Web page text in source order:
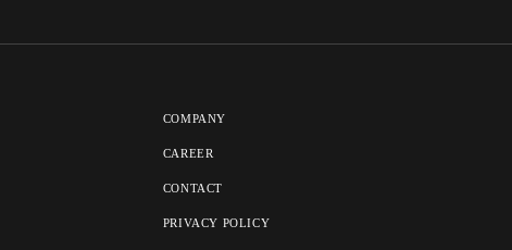
COMPANY
CAREER
CONTACT
PRIVACY POLICY